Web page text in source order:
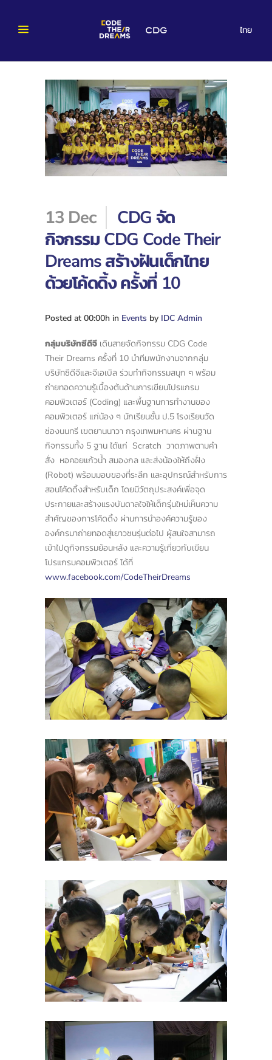
ไทย
13 Dec
CDG จัด
กิจกรรม CDG Code Their
Dreams สร้างฝันเด็กไทย
ด้วยโค้ดดิ้ง ครั้งที่ 10
Posted at 00:00h in Events by IDC Admin
กลุ่มบริษัทซีดีจี เดินสายจัดกิจกรรม CDG Code
Their Dreams ครั้งที่ 10 นำทีมพนักงานจากกลุ่ม
บริษัทซีดีจีและจีเอเบิล ร่วมทำกิจกรรมสนุก ๆ พร้อม
ถ่ายทอดความรู้เบื้องต้นด้านการเขียนโปรแกรม
คอมพิวเตอร์ (Coding) และพื้นฐานการทำงานของ
คอมพิวเตอร์ แก่น้อง ๆ นักเรียนชั้น ป.5 โรงเรียนวัด
ช่องนนทรี เขตยานนาวา กรุงเทพมหานคร ผ่านฐาน
กิจกรรมทั้ง 5 ฐาน ได้แก่ Scratch วาดภาพตามคำ
สั่ง หอคอยแก้วน้ำ สมองกล และส่งน้องให้ถึงฝั่ง
(Robot) พร้อมมอบของที่ระลึก และอุปกรณ์สำหรับการ
สอนโค้ดดิ้งสำหรับเด็ก โดยมีวัตถุประสงค์เพื่อจุด
ประกายและสร้างแรงบันดาลใจให้เด็กรุ่นใหม่เห็นความ
สำคัญของการโค้ดดิ้ง ผ่านการนำองค์ความรู้ของ
องค์กรมาถ่ายทอดสู่เยาวชนรุ่นต่อไป ผู้สนใจสามารถ
เข้าไปดูกิจกรรมย้อนหลัง และความรู้เกี่ยวกับเขียน
โปรแกรมคอมพิวเตอร์ ได้ที่
www.facebook.com/CodeTheirDreams